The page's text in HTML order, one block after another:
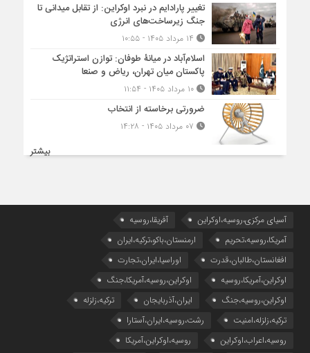
تغییر پارادایم در نبرد اوکراین: از تقابل میدانی تا
جنگ زیرساخت‌های انرژی
اسلام‌آباد در میانۀ طوفان: توازن استراتژیک
پاکستان میان تهران، ریاض و صنعا
۱۰ مرداد ۱۴۰۵ - ۱۱:۵۴
ضرورتی برخاسته از انتخاب
بیشتر
آسیای مرکزی،روسیه،اوکراین
آفریقا،روسیه
آمریکا،روسیه،تحریم
ارمنستان،باکو،ترکیه،ایران
افغانستان،طالبان،قدرت
اوراسیا،ایران،تجارت
اوکراین،آمریکا،روسیه
اوکراین،روسیه،آمریکا،جنگ
اوکراین،روسیه،جنگ
ایران،آذربایجان
ترکیه،زلزله
ترکیه،زلزله،امنیت
رشت،روسیه،ایران،آستارا
روسیه،اعراب،اوکراین
روسیه،اوکراین،آمریکا